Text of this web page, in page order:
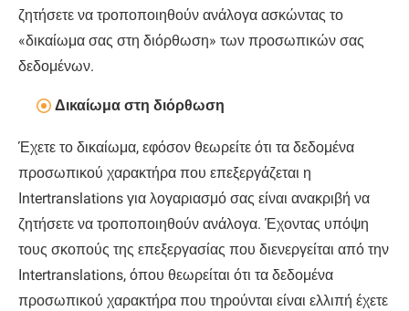
ζητήσετε να τροποποιηθούν ανάλογα ασκώντας το
«δικαίωμα σας στη διόρθωση» των προσωπικών σας
δεδομένων.
Δικαίωμα στη διόρθωση
Έχετε το δικαίωμα, εφόσον θεωρείτε ότι τα δεδομένα
προσωπικού χαρακτήρα που επεξεργάζεται η
Ιntertranslations για λογαριασμό σας είναι ανακριβή να
ζητήσετε να τροποποιηθούν ανάλογα. Έχοντας υπόψη
τους σκοπούς της επεξεργασίας που διενεργείται από την
Ιntertranslations, όπου θεωρείται ότι τα δεδομένα
προσωπικού χαρακτήρα που τηρούνται είναι ελλιπή έχετε